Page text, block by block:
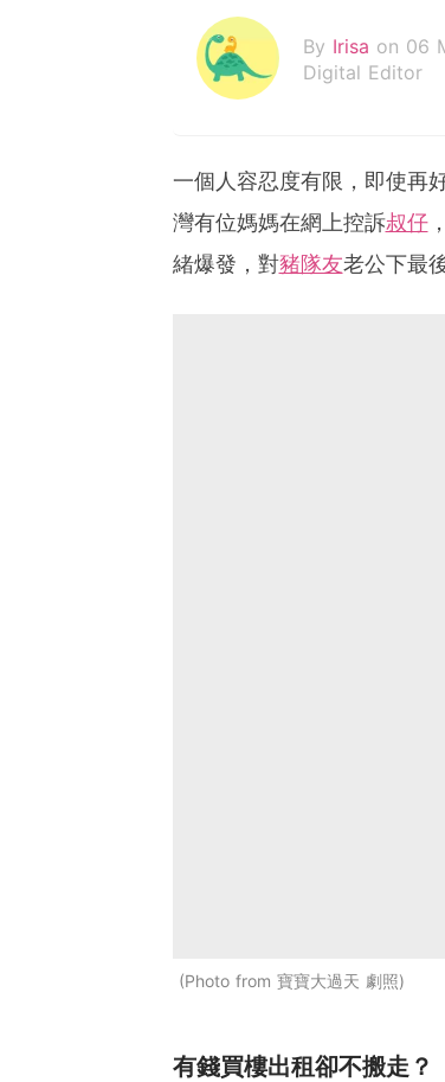
By Irisa on 06
Digital Editor
一個人容忍度有限，即使再
灣有位媽媽在網上控訴叔仔
緒爆發，對豬隊友老公下最
Photo from 寶寶大過天 劇照
有錢買樓出租卻不搬走？